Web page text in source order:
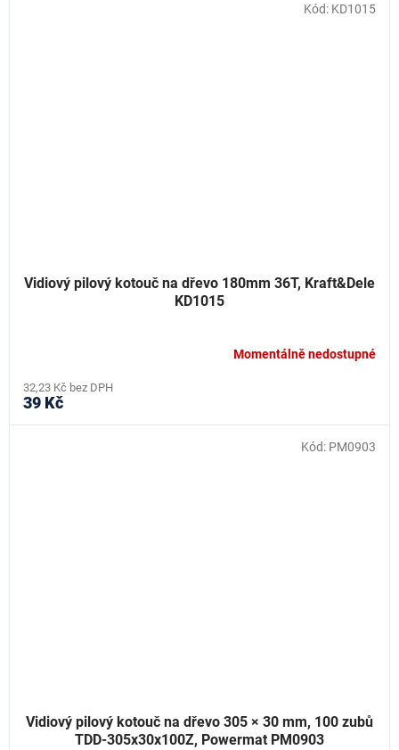
Vidiový pilový kotouč na dřevo 180mm 36T, Kraft&Dele
KD1015
Momentálně nedostupné
32,23 Kč bez DPH
39 Kč
Kód: KD1015
Vidiový pilový kotouč na dřevo 305 × 30 mm, 100 zubů
TDD-305x30x100Z, Powermat PM0903
Kód: PM0903